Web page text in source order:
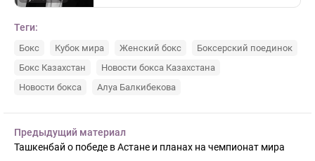
Теги:
Бокс Кубок мира Женский бокс
Боксерский поединок
Бокс Казахстан
Новости бокса Казахстана
Новости бокса
Алуа Балкибекова
Предыдущий материал
Ташкенбай о победе в Астане и планах на чемпионат мира